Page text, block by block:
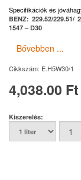
Specifikációk és
BENZ: 229.52/229.51/
1547 – D30
Bővebben ...
Cikkszám: E.H5W30/1
4,038.00 Ft
Kiszerelés: